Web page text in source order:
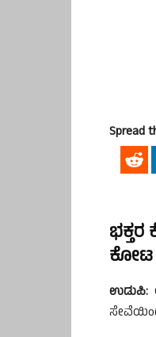
Spread
ಕೋಟ
ಉಡುಪಿ: